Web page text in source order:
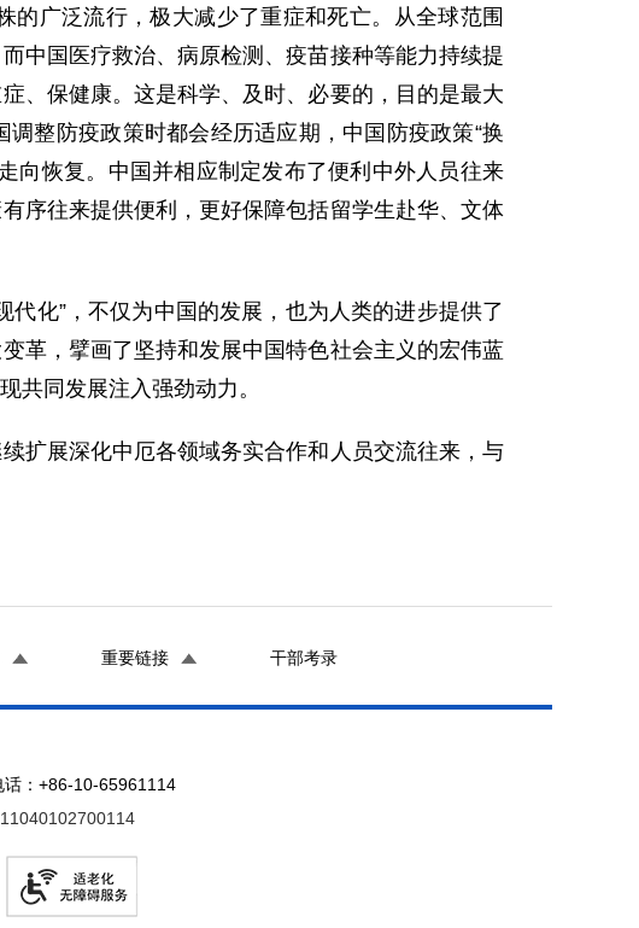
广泛流行，极大减少了重症和死亡。从全球范围
中国医疗救治、病原检测、疫苗接种等能力持续提
、保健康。这是科学、及时、必要的，目的是最大
整防疫政策时都会经历适应期，中国防疫政策“换
向恢复。中国并相应制定发布了便利中外人员往来
序往来提供便利，更好保障包括留学生赴华、文体
化”，不仅为中国的发展，也为人类的进步提供了
革，擘画了坚持和发展中国特色社会主义的宏伟蓝
共同发展注入强劲动力。
扩展深化中厄各领域务实合作和人员交流往来，与
重要链接 干部考录
：+86-10-65961114